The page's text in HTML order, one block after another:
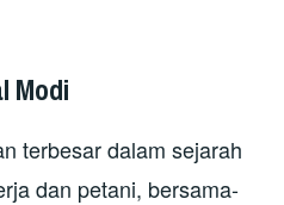
Modi
terbesar dalam sejarah
dan petani, bersama-